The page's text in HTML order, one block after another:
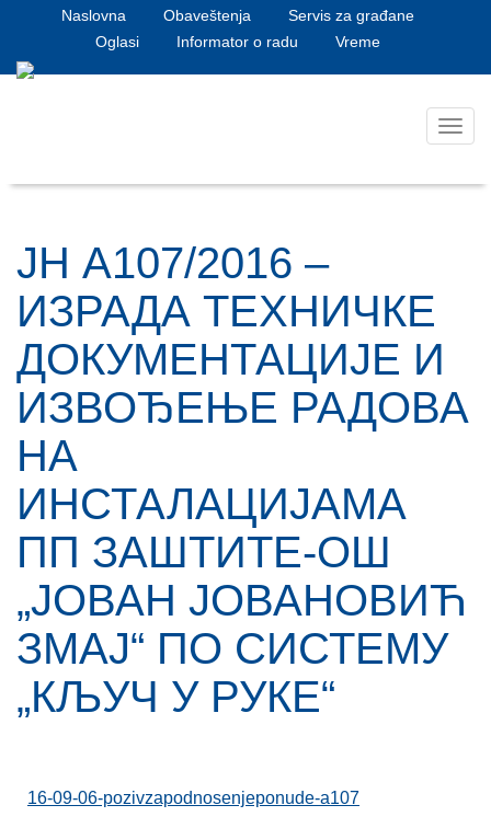
Naslovna Obaveštenja
Servis za građane
Oglasi
Informator o radu Vreme
ЈН А107/2016 –
ИЗРАДА ТЕХНИЧКЕ
ДОКУМЕНТАЦИЈЕ И
ИЗВОЂЕЊЕ РАДОВА
НА
ИНСТАЛАЦИЈАМА
ПП ЗАШТИТЕ-ОШ
„ЈОВАН ЈОВАНОВИЋ
ЗМАЈ“ ПО СИСТЕМУ
„КЉУЧ У РУКЕ“
16-09-06-pozivzapodnosenjeponude-a107